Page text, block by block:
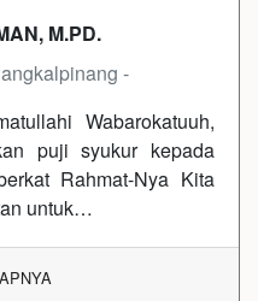
M.PD.
-
Wabarokatuuh,
puji syukur kepada
Rahmat-Nya Kita
untuk…